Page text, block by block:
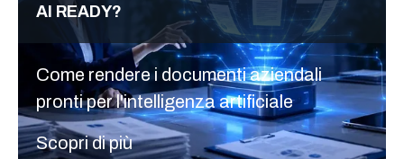
AI READY?
Come rendere i documenti aziendali
pronti per l'intelligenza artificiale
Scopri di più